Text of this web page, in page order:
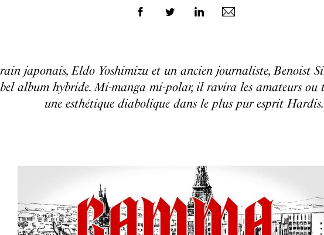
japonais, Eldo Yoshimizu et un ancien journaliste, Benoist
bel album hybride. Mi-manga mi-polar, il ravira les amateurs ou
une esthétique diabolique dans le plus pur esprit Hardis.